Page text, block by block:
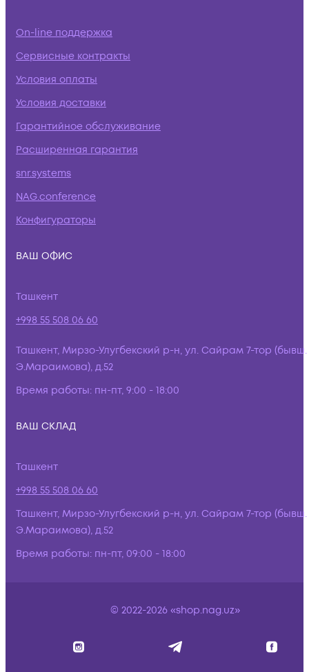
On-line поддержка
Сервисные контракты
Условия оплаты
Условия доставки
Гарантийное обслуживание
Расширенная гарантия
snr.systems
NAG.conference
Конфигураторы
ВАШ ОФИС
Ташкент
+998 55 508 06 60
Ташкент, Мирзо-Улугбекский р-н, ул. Сайрам 7-тор (бывш.
Э.Мараимова), д.52
Время работы: пн-пт, 9:00 - 18:00
ВАШ СКЛАД
Ташкент
+998 55 508 06 60
Ташкент, Мирзо-Улугбекский р-н, ул. Сайрам 7-тор (бывш.
Э.Мараимова), д.52
Время работы: пн-пт, 09:00 - 18:00
© 2022-2026 «shop.nag.uz»